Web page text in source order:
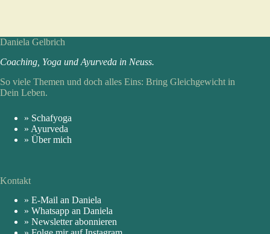
Daniela Gelbrich
Coaching, Yoga und Ayur­veda in Neuss.
So viele Themen und doch alles Eins: Bring Gleich­gewicht in
Dein Leben.
» Schafyoga
» Ayurveda
» Über mich
Kontakt
» E-Mail an Daniela
» Whatsapp an Daniela
» Newsletter abonnieren